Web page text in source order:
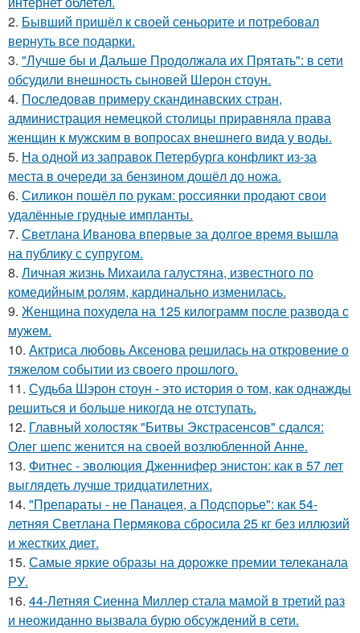
2. Бывший пришёл к своей сеньорите и потребовал
вернуть все подарки.
3. "Лучше бы и Дальше Продолжала их Прятать": в сети
обсудили внешность сыновей Шерон стоун.
4. Последовав примеру скандинавских стран,
администрация немецкой столицы приравняла права
женщин к мужским в вопросах внешнего вида у воды.
5. На одной из заправок Петербурга конфликт из-за
места в очереди за бензином дошёл до ножа.
6. Силикон пошёл по рукам: россиянки продают свои
удалённые грудные импланты.
7. Светлана Иванова впервые за долгое время вышла
на публику с супругом.
8. Личная жизнь Михаила галустяна, известного по
комедийным ролям, кардинально изменилась.
9. Женщина похудела на 125 килограмм после развода с
мужем.
10. Актриса любовь Аксенова решилась на откровение о
тяжелом событии из своего прошлого.
11. Судьба Шэрон стоун - это история о том, как однажды
решиться и больше никогда не отступать.
12. Главный холостяк "Битвы Экстрасенсов" сдался:
Олег шепс женится на своей возлюбленной Анне.
13. Фитнес - эволюция Дженнифер энистон: как в 57 лет
выглядеть лучше тридцатилетних.
14. "Препараты - не Панацея, а Подспорье": как 54-
летняя Светлана Пермякова сбросила 25 кг без иллюзий
и жестких диет.
15. Самые яркие образы на дорожке премии телеканала
РУ.
16. 44-Летняя Сиенна Миллер стала мамой в третий раз
и неожиданно вызвала бурю обсуждений в сети.